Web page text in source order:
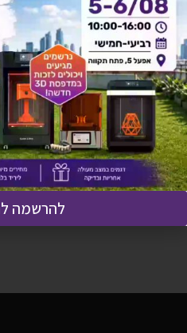
BEGO – Varseo Wax Model –
שרף לדגמים דנטליים
מידע נוסף
להרשמה